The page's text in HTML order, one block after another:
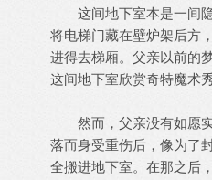
这间地下室本是一间隐
将电梯门藏在壁炉架后方
进得去梯厢。父亲以前的
这间地下室欣赏奇特魔术秀
然而，父亲没有如愿实
落而身受重伤后，像为了
全搬进地下室。在那之后